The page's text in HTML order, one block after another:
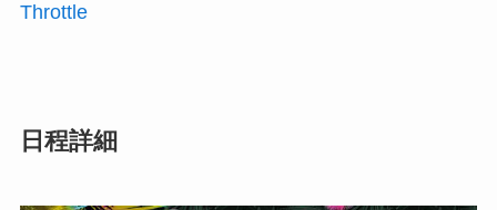
Throttle
日程詳細